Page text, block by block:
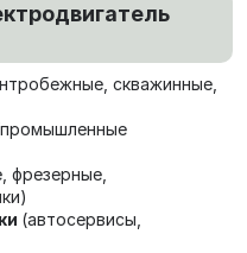
скважинные,
фрезерные,
(автосервисы,